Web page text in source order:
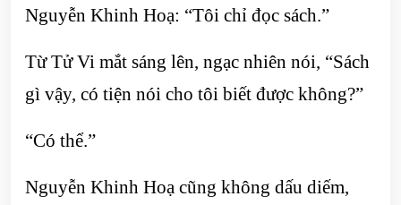
Nguyễn Khinh Hoạ: “Tôi chỉ đọc sách.”
Từ Tử Vi mắt sáng lên, ngạc nhiên nói, “Sách
gì vậy, có tiện nói cho tôi biết được không?”
“Có thể.”
Nguyễn Khinh Hoạ cũng không dấu diếm,